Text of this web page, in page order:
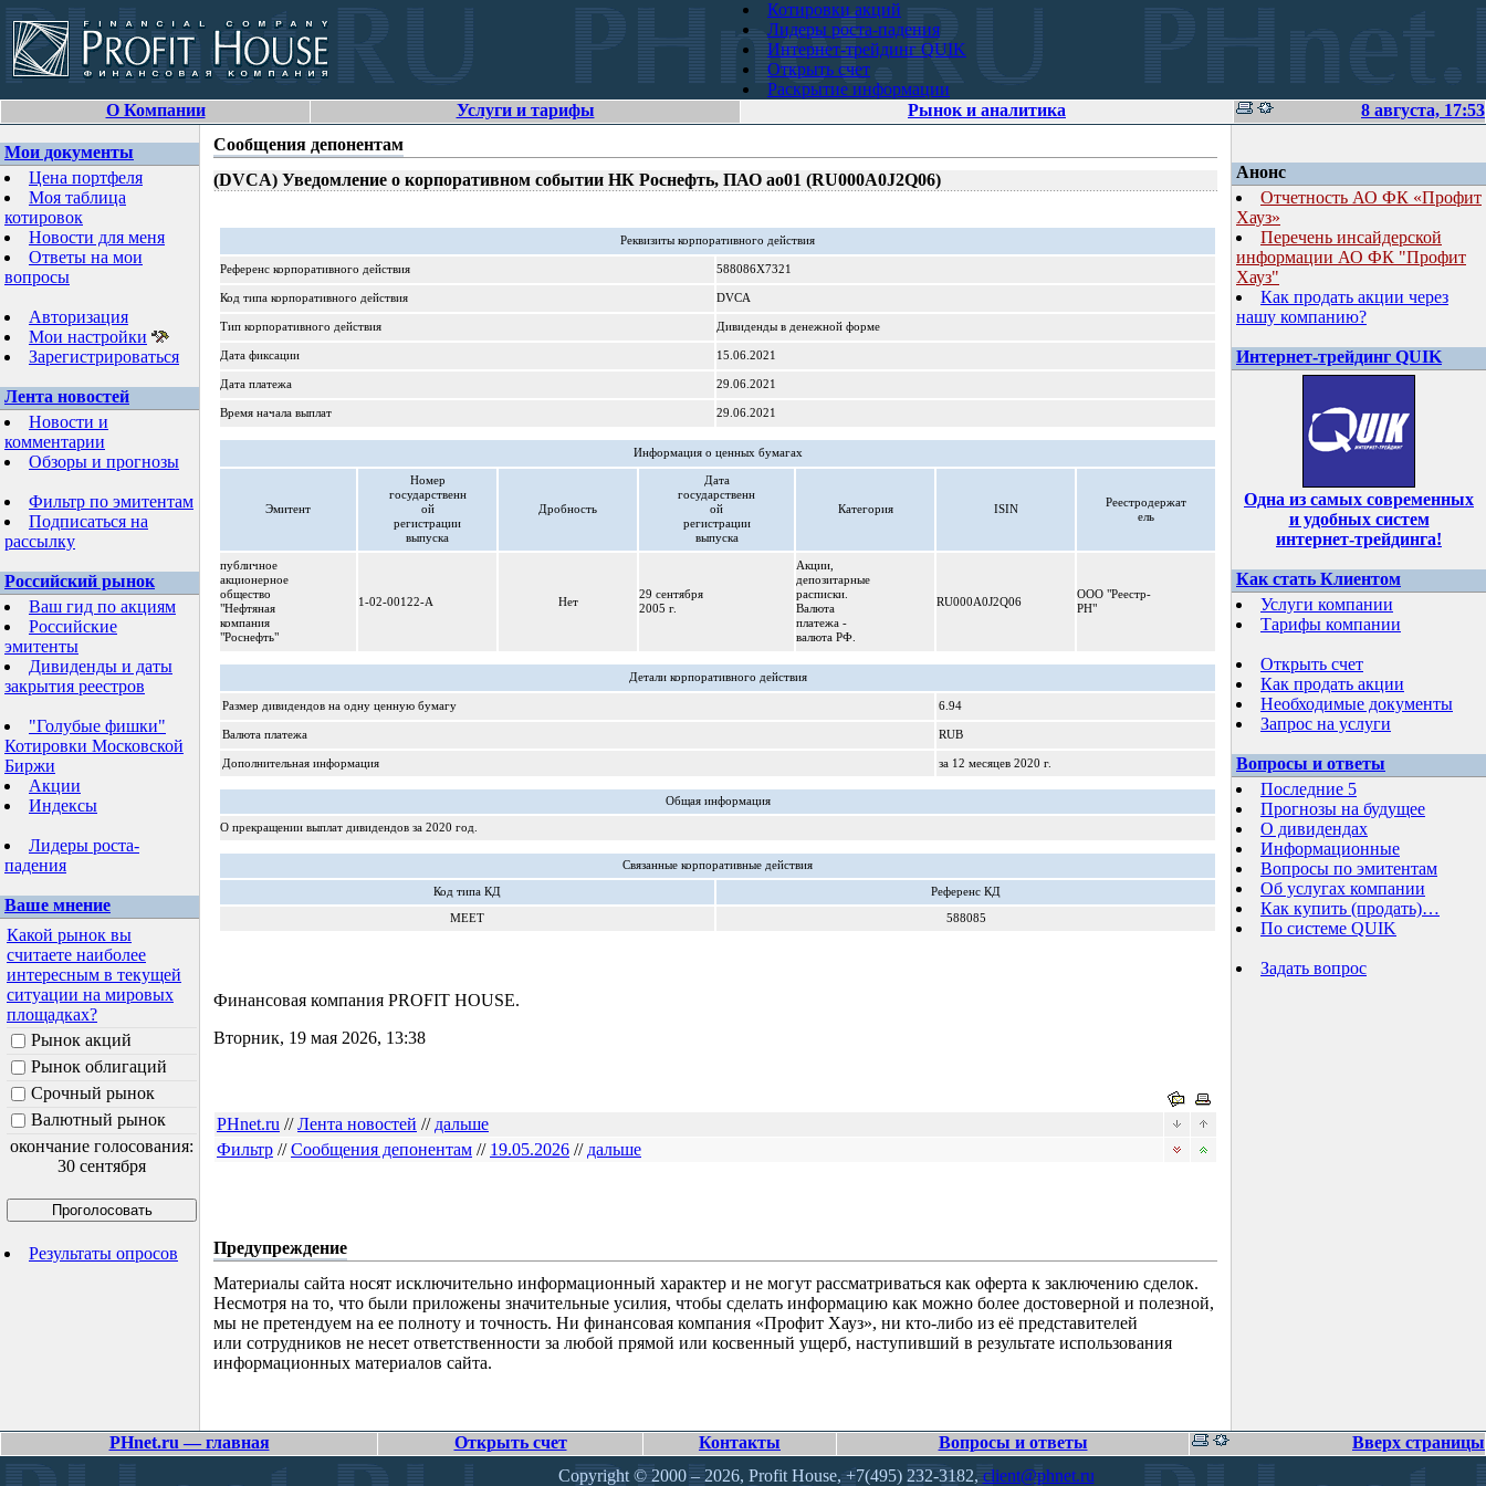
Котировки акций
Лидеры роста-падения
Интернет-трейдинг QUIK
Открыть счет
Раскрытие информации
О Компании
Услуги и тарифы Рынок и аналитика 8 августа, 17:53
Мои документы
Цена портфеля
Моя таблица
котировок
Новости для меня
Ответы на мои
вопросы
Авторизация
Мои настройки
Зарегистрироваться
Лента новостей
Новости и
комментарии
Обзоры и прогнозы
Фильтр по эмитентам
Подписаться на
рассылку
Российский рынок
Ваш гид по акциям
Российские
эмитенты
Дивиденды и даты
закрытия реестров
"Голубые фишки"
Котировки Московской
Биржи
Акции
Индексы
Лидеры роста-
падения
Ваше мнение
Какой рынок вы
считаете наиболее
интересным в текущей
ситуации на мировых
площадках?
Рынок акций
Рынок облигаций
Срочный рынок
Валютный рынок
окончание голосования:
30 сентября
Результаты опросов
Сообщения депонентам
(DVCA) Уведомление о корпоративном событии НК Роснефть, ПАО ао01 (RU000A0J2Q06)
Реквизиты корпоративного действия
Референс корпоративного действия 588086X7321
Код типа корпоративного действия DVCA
Тип корпоративного действия Дивиденды в денежной форме
Дата фиксации 15.06.2021
Дата платежа 29.06.2021
Время начала выплат 29.06.2021
Информация о ценных бумагах
Эмитент
Номер
государственн
ой
регистрации
выпуска
Дробность
Дата
государственн
ой
регистрации
выпуска
Категория ISIN
Реестродержат
ель
публичное
акционерное
общество
"Нефтяная
компания
"Роснефть"
1-02-00122-A Нет
29 сентября
2005 г.
Акции,
депозитарные
расписки.
Валюта
платежа -
валюта РФ.
RU000A0J2Q06
ООО "Реестр-
РН"
Детали корпоративного действия
Размер дивидендов на одну ценную бумагу 6.94
Валюта платежа RUB
Дополнительная информация за 12 месяцев 2020 г.
Общая информация
О прекращении выплат дивидендов за 2020 год.
Cвязанные корпоративные действия
Код типа КД
Референс КД
MEET
588085
Финансовая компания PROFIT HOUSE.
Вторник, 19 мая 2026, 13:38
PHnet.ru //Лента новостей // дальше
Фильтр //Сообщения депонентам // 19.05.2026 // дальше
Предупреждение
Материалы сайта носят исключительно информационный характер и не могут рассматриваться как оферта к заключению сделок.
Несмотря на то, что были приложены значительные усилия, чтобы сделать информацию как можно более достоверной и полезной,
мы не претендуем на ее полноту и точность. Ни финансовая компания «Профит Хауз», ни кто-либо из её представителей
или сотрудников не несет ответственности за любой прямой или косвенный ущерб, наступивший в результате использования
информационных материалов сайта.
Анонс
Отчетность АО ФК «Профит
Хауз»
Перечень инсайдерской
информации АО ФК "Профит
Хауз"
Как продать акции через
нашу компанию?
Интернет-трейдинг QUIK
Одна из самых современных
и удобных систем
интернет-трейдинга!
Как стать Клиентом
Услуги компании
Тарифы компании
Открыть счет
Как продать акции
Необходимые документы
Запрос на услуги
Вопросы и ответы
Последние 5
Прогнозы на будущее
О дивидендах
Информационные
Вопросы по эмитентам
Об услугах компании
Как купить (продать)…
По системе QUIK
Задать вопрос
PHnet.ru — главная Открыть счет Контакты Вопросы и ответы
Вверх страницы
Copyright © 2000 – 2026, Profit House, +7(495) 232-3182, client@phnet.ru